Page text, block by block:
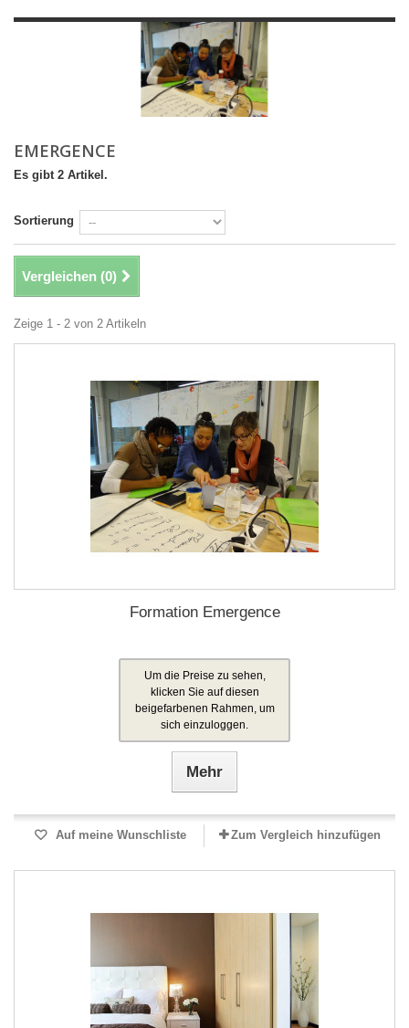
EMERGENCE
Es gibt 2 Artikel.
Sortierung
Vergleichen (0)
Zeige 1 - 2 von 2 Artikeln
Formation Emergence
Um die Preise zu sehen,
klicken Sie auf diesen
beigefarbenen Rahmen, um
sich einzuloggen.
Mehr
Auf meine Wunschliste Zum Vergleich hinzufügen